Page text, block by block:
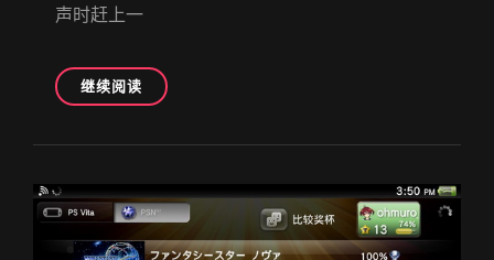
声时赶上一
继续阅读[白
金]
备
XRD
-